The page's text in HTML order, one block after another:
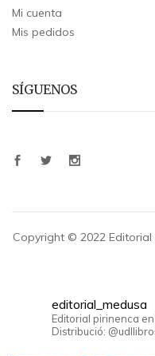
Mi cuenta
Mis pedidos
SÍGUENOS
Copyright © 2022 Editorial
editorial_medusa
Editorial pirinenca
Distribució: